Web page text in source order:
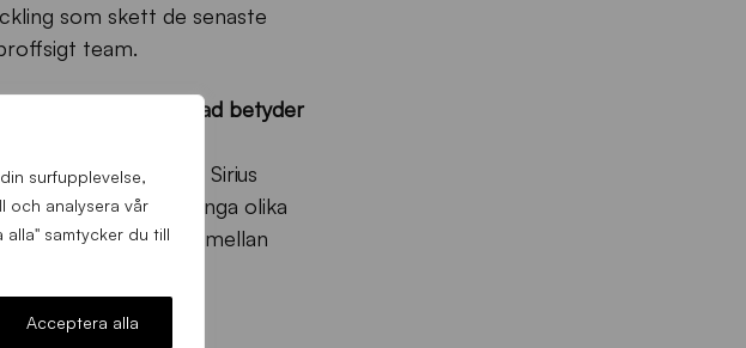
surfupplevelse,
och analysera vår
samtycker du till
Acceptera alla
som skett de senaste
team.
är blåsvart. Vad betyder
i allmänhet och Sirius
Sirius på så många olika
stärka kopplingen mellan